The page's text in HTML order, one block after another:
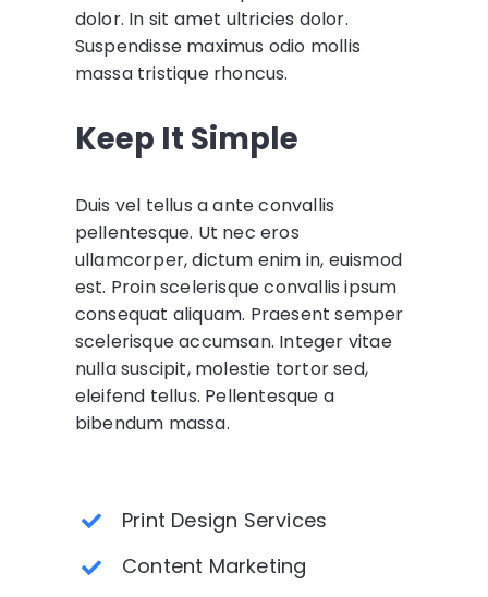
dolor. In sit amet ultricies dolor.
Suspendisse maximus odio mollis
massa tristique rhoncus.
Keep It Simple
Duis vel tellus a ante convallis
pellentesque. Ut nec eros
ullamcorper, dictum enim in, euismod
est. Proin scelerisque convallis ipsum
consequat aliquam. Praesent semper
scelerisque accumsan. Integer vitae
nulla suscipit, molestie tortor sed,
eleifend tellus. Pellentesque a
bibendum massa.
Print Design Services
Content Marketing